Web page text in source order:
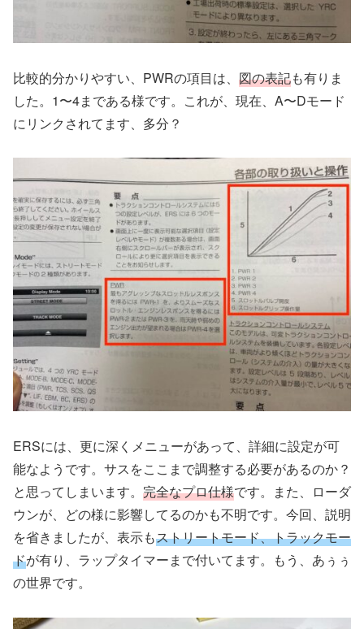
比較的分かりやすい、PWRの項目は、 図の表記も有りま
した。1〜4まである様です。これが、現在、A〜Dモード
にリンクされてます、多分？
ERSには、更に深くメニューがあって、詳細に設定が可
能なようです。サスをここまで調整する必要があるのか？
と思ってしまいます。 完全なプロ仕様です。また、ローダ
ウンが、どの様に影響してるのかも不明です。今回、説明
を省きましたが、表示もストリートモード、トラックモー
ドが有り、ラップタイマーまで付いてます。もう、あぅぅ
の世界です。